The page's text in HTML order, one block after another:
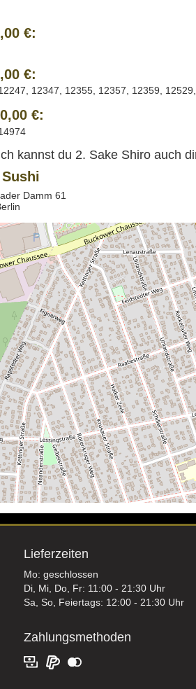
€:
€:
12347, 12355, 12357, 12359,
€:
kannst du 2. Sake Shiro auch
Damm 61
Lieferzeiten
Mo: geschlossen
Di, Mi, Do, Fr: 11:00 - 21:30 Uhr
Sa, So, Feiertags: 12:00 - 21:30 Uhr
Zahlungsmethoden